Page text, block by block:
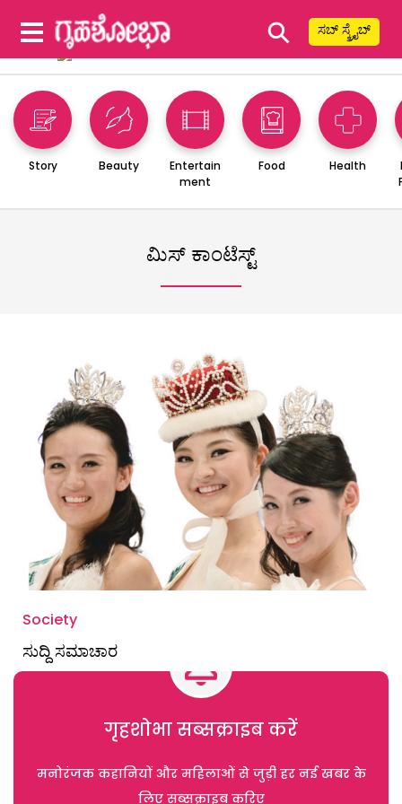
⚲ ಸಬ್ ಸ್ಕ್ರೈಬ್
Story Beauty
Entertain
ment
Food Health
ಮಿಸ್ ಕಾಂಟೆಸ್ಟ್
Society
ಸುದ್ದಿ ಸಮಾಚಾರ
गृहशोभा सब्सक्राइब करें
मनोरंजक कहानियों और महिलाओं से जुड़ी हर नई खबर के
लिए सब्सक्राइब करिए